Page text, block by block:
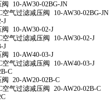
10-AW30-02BG-JN
空气过滤减压阀 10-AW30-02BG-JN
J
10-AW30-02-J
空气过滤减压阀 10-AW30-02-J
J
10-AW40-03-J
空气过滤减压阀 10-AW40-03-J
C
20-AW20-02B-C
空气过滤减压阀 20-AW20-02B-C